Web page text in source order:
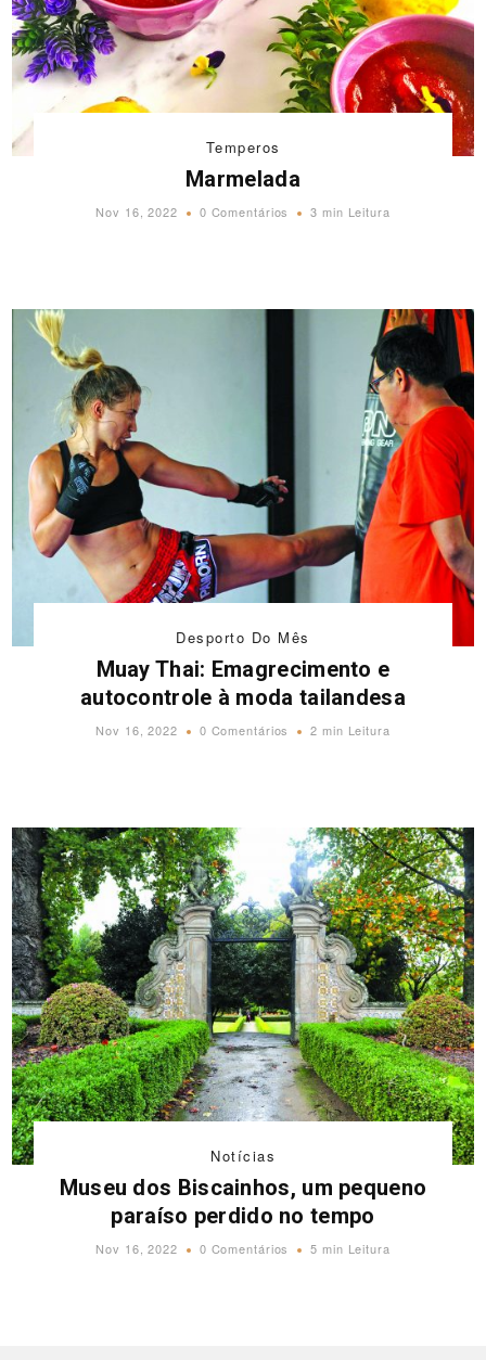
Temperos
Marmelada
Nov 16, 2022 0 Comentários 3 min Leitura
Desporto Do Mês
Muay Thai: Emagrecimento e
autocontrole à moda tailandesa
Nov 16, 2022 0 Comentários 2 min Leitura
Notícias
Museu dos Biscainhos, um pequeno
paraíso perdido no tempo
Nov 16, 2022 0 Comentários 5 min Leitura